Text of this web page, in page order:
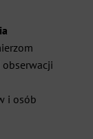
i osób